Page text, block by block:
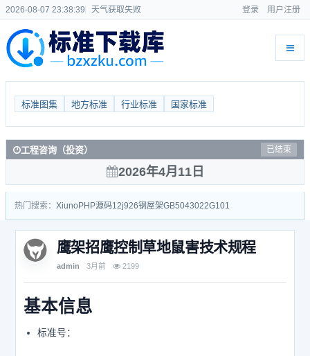
2026-08-07 23:38:39 天气获取失败 登录 用户注册
标准图集 地方标准 行业标准 国家标准
工程咨询（投资） 已结束
2026年4月11日
热门搜索： Xiuno PHP源码12j926钢屋架GB5043022G101
鹰架招鹰控制草地鼠害技术规程
admin 3月前 2199
基本信息
标准号：